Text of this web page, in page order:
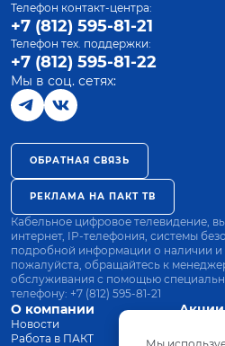
О компании
Новости
Работа в ПАКТ
Акции
Телефон контакт-центра:
+7 (812) 595-81-21
Телефон тех. поддержки:
+7 (812) 595-81-22
Мы в соц. сетях:
ОБРАТНАЯ СВЯЗЬ
РЕКЛАМА НА ПАКТ ТВ
Кабельное цифровое телевидение,
интернет, IP-телефония, системы
подробной информации о наличии и
пожалуйста, обращайтесь к
обслуживания с помощью
телефону: +7 (812) 595-81-21